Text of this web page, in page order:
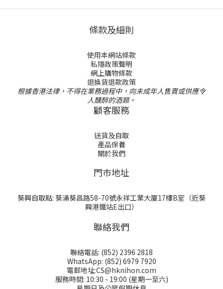
條款及細則
使用本網站條款
私隱政策聲明
網上購物條款
退換貨退款政策
根據香港法律，不得在業務過程中，向未成年人售賣或供應令
人醺醉的酒類。
顧客服務
送貨及自取
產品保養
關於我們
門巿地址
葵興自取點: 葵涌葵昌路58-70號永祥工業大厦17樓B室（近葵
興港鐵站E出口）
聯絡我們
聯絡電話: (852) 2396 2818
WhatsApp: (852) 6979 7920
電郵地址:CS@hknihon.com
服務時間: 10:30 - 19:00 (星期一至六)